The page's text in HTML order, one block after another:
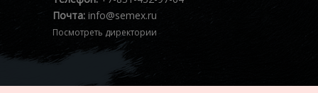
Почта: info@semex.ru
Посмотреть директории